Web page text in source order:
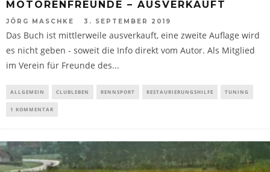
MOTORENFREUNDE – AUSVERKAUFT
JÖRG MASCHKE 3. SEPTEMBER 2019
Das Buch ist mittlerweile ausverkauft, eine zweite Auflage wird
es nicht geben - soweit die Info direkt vom Autor. Als Mitglied
im Verein für Freunde des...
ALLGEMEIN CLUBLEBEN RENNSPORT RESTAURIERUNGSHILFE TUNING
1 KOMMENTAR